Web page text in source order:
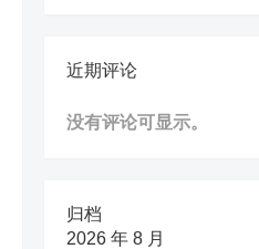
近期评论
没有评论可显示。
归档
2026 年 8 月